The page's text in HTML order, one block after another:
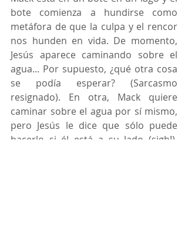
bote comienza a hundirse como
metáfora de que la culpa y el rencor
nos hunden en vida. De momento,
Jesús aparece caminando sobre el
agua... Por supuesto, ¿qué otra cosa
se podía esperar? (Sarcasmo
resignado). En otra, Mack quiere
caminar sobre el agua por sí mismo,
pero Jesús le dice que sólo puede
hacerlo si él está a su lado (sigh!).